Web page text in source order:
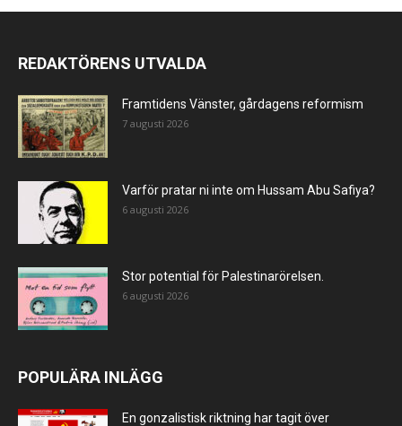
REDAKTÖRENS UTVALDA
Framtidens Vänster, gårdagens reformism
7 augusti 2026
Varför pratar ni inte om Hussam Abu Safiya?
6 augusti 2026
Stor potential för Palestinarörelsen.
6 augusti 2026
POPULÄRA INLÄGG
En gonzalistisk riktning har tagit över